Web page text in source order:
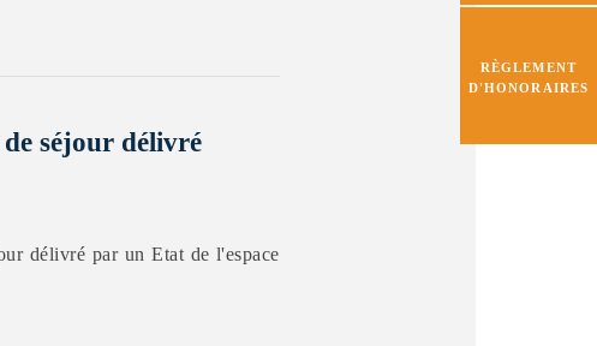
RÈGLEMENT
D'HONORAIRES
séjour délivré
délivré par un Etat de l'espace